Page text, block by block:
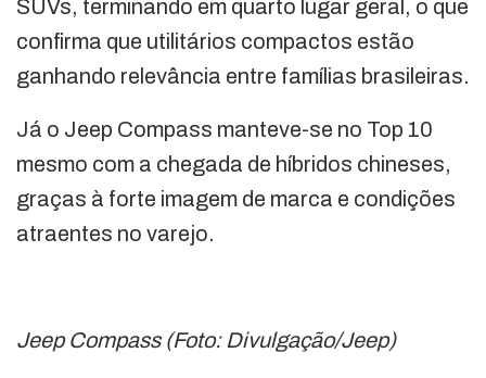
SUVs, terminando em quarto lugar geral, o que
confirma que utilitários compactos estão
ganhando relevância entre famílias brasileiras.
Já o Jeep Compass manteve-se no Top 10
mesmo com a chegada de híbridos chineses,
graças à forte imagem de marca e condições
atraentes no varejo.
Jeep Compass (Foto: Divulgação/Jeep)